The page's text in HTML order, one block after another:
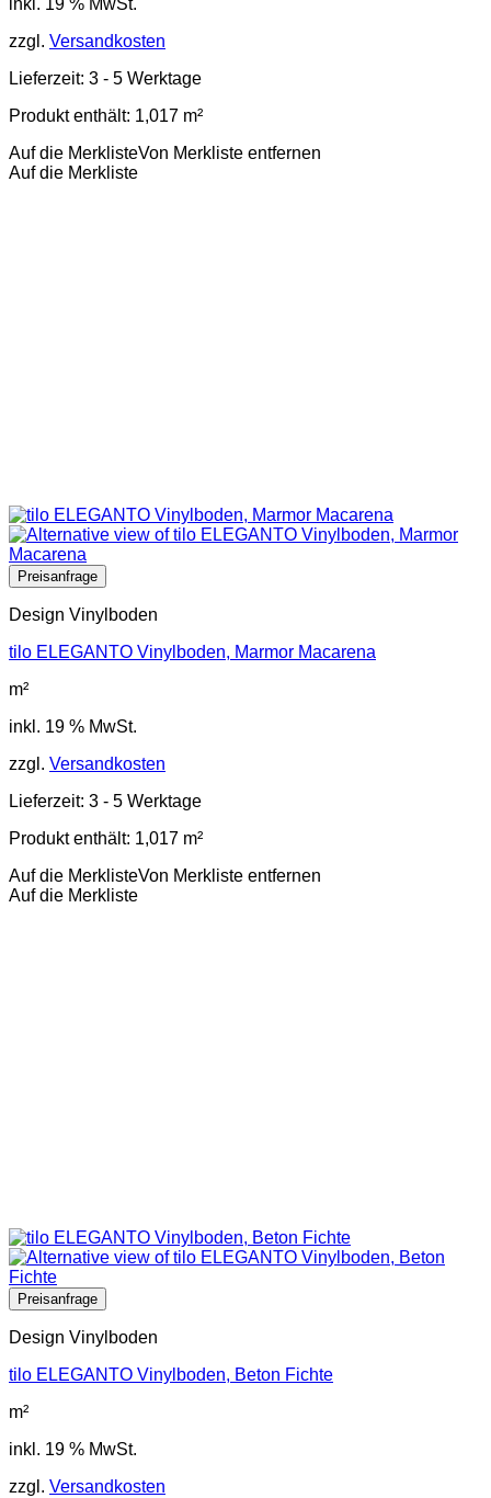
inkl. 19 % MwSt.
zzgl. Versandkosten
Lieferzeit: 3 - 5 Werktage
Produkt enthält: 1,017 m²
Auf die MerklisteVon Merkliste entfernen
Auf die Merkliste
Design Vinylboden
tilo ELEGANTO Vinylboden, Marmor Macarena
m²
inkl. 19 % MwSt.
zzgl. Versandkosten
Lieferzeit: 3 - 5 Werktage
Produkt enthält: 1,017 m²
Auf die MerklisteVon Merkliste entfernen
Auf die Merkliste
Design Vinylboden
tilo ELEGANTO Vinylboden, Beton Fichte
m²
inkl. 19 % MwSt.
zzgl. Versandkosten